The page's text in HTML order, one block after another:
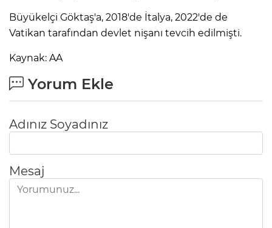
Büyükelçi Göktaş'a, 2018'de İtalya, 2022'de de
Vatikan tarafından devlet nişanı tevcih edilmişti.
Kaynak: AA
Yorum Ekle
Adınız Soyadınız
Mesaj